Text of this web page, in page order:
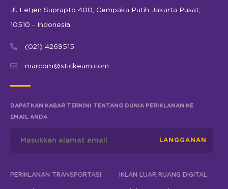
Jl. Letjen Suprapto 400, Cempaka Putih Jakarta Pusat,
10510 - Indonesia
(021) 4269515
marcom@stickearn.com
DAPATKAN KABAR TERKINI TENTANG DUNIA PERIKLANAN KE
EMAIL ANDA
LANGGANAN
PERIKLANAN TRANSPORTASI IKLAN LUAR RUANG DIGITAL